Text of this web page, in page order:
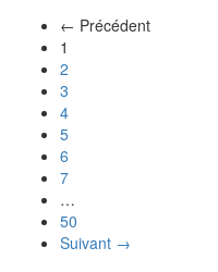
← Précédent
1
2
3
4
5
6
7
…
50
Suivant →